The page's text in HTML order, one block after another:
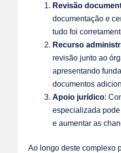
Revisão
documentação e
tudo foi
Recurso
revisão junto ao
apresentando
documentos
Apoio jurídico:
especializada
e aumentar as
Ao longo deste complexo